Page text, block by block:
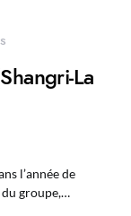
La
l’année de
du groupe,…